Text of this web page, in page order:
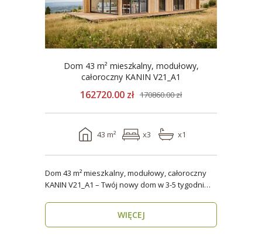
Dom 43 m² mieszkalny, modułowy,
całoroczny KANIN V21_A1
162720.00 zł 170860.00 zł
43 m² x3 x1
Dom 43 m² mieszkalny, modułowy, całoroczny
KANIN V21_A1 – Twój nowy dom w 3-5 tygodni
WIĘCEJ